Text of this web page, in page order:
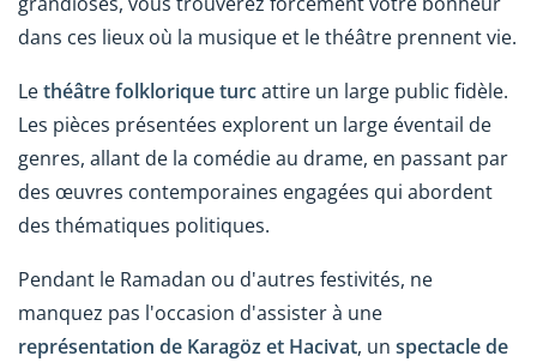
dans ces lieux où la musique et le théâtre prennent vie.
Lethéâtre folklorique turcattire un large public fidèle.
Les pièces présentées explorent un large éventail de
genres, allant de la comédie au drame, en passant par
des œuvres contemporaines engagées qui abordent
des thématiques politiques.
Pendant le Ramadan ou d'autres festivités, ne
manquez pas l'occasion d'assister à une
représentation de Karagöz et Hacivat, un spectacle de